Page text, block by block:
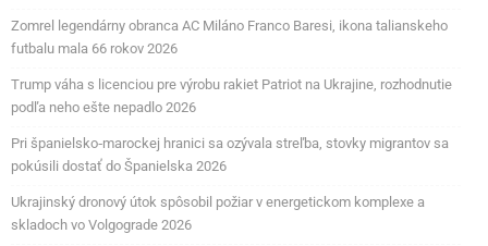
Zomrel legendárny obranca AC Miláno Franco Baresi, ikona talianskeho
futbalu mala 66 rokov 2026
Trump váha s licenciou pre výrobu rakiet Patriot na Ukrajine, rozhodnutie
podľa neho ešte nepadlo 2026
Pri španielsko‑marockej hranici sa ozývala streľba, stovky migrantov sa
pokúsili dostať do Španielska 2026
Ukrajinský dronový útok spôsobil požiar v energetickom komplexe a
skladoch vo Volgograde 2026